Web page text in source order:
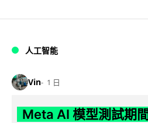
人工智能
Vin 1 日
Meta AI 模型測試期